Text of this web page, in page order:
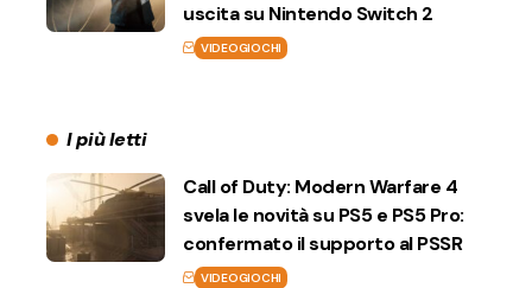
uscita su Nintendo Switch 2
VIDEOGIOCHI
I più letti
Call of Duty: Modern Warfare 4
svela le novità su PS5 e PS5 Pro:
confermato il supporto al PSSR
VIDEOGIOCHI